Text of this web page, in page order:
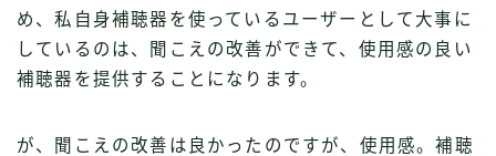
め、私自身補聴器を使っているユーザーとして大事に
しているのは、聞こえの改善ができて、使用感の良い
補聴器を提供することになります。
が、聞こえの改善は良かったのですが、使用感。補聴